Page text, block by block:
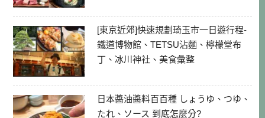
[東京近郊]快速規劃琦玉市一日遊行程-
鐵道博物館、TETSU沾麵、檸檬堂布
丁、冰川神社、美食彙整
日本醬油醬料百百種 しょうゆ、つゆ、
たれ、ソース 到底怎麼分?